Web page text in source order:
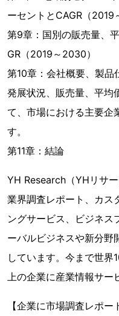
ーセントとCAGR（2019
第9章：国別の販売量、
GR（2019～2030）
第10章：会社概要、製品
発展状況、販売量、平均
て、市場における主要企
す。
第11章：結論
YH Research（YHリサ
業界調査レポート、カス
ングサービス、ビジネス
ーバルビジネスや新分野
しています。今まで世
上の企業に産業情報サー
【企業に市場調査レポ